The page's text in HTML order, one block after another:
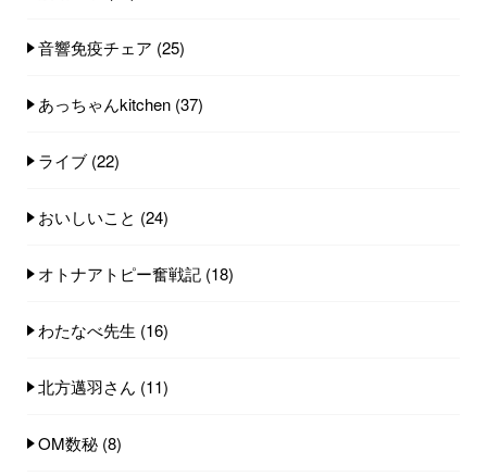
音響免疫チェア (25)
あっちゃんkitchen (37)
ライブ (22)
おいしいこと (24)
オトナアトピー奮戦記 (18)
わたなべ先生 (16)
北方邁羽さん (11)
OM数秘 (8)